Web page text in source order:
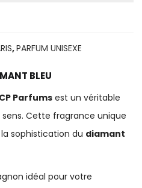
,PARFUM UNISEXE
BLEU
CP Parfums est un véritable
Cette fragrance unique
sophistication du diamant
idéal pour votre